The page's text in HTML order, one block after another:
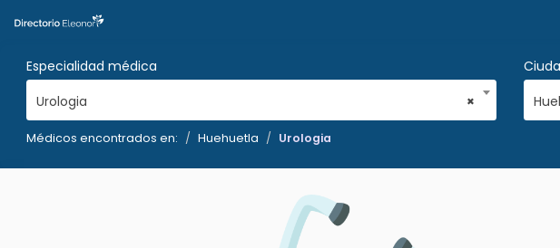
Especialidad médica
×
Urologia
Médicos encontrados en: Huehuetla Urologia